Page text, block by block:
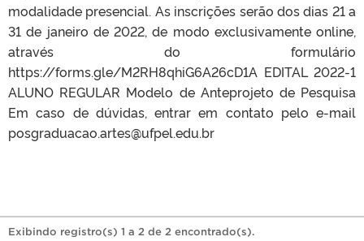
modalidade presencial. As inscrições serão dos dias 21 a
31 de janeiro de 2022, de modo exclusivamente online,
através do formulário
https://forms.gle/M2RH8qhiG6A26cD1A EDITAL 2022-1
ALUNO REGULAR Modelo de Anteprojeto de Pesquisa
Em caso de dúvidas, entrar em contato pelo e-mail
posgraduacao.artes@ufpel.edu.br
Exibindo registro(s) 1 a 2 de 2 encontrado(s).